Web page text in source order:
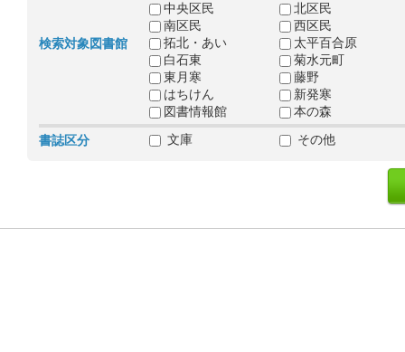
検索対象図書館
中央区民
北区民
南区民
西区民
拓北・あい
太平百合原
白石東
菊水元町
東月寒
藤野
はちけん
新発寒
図書情報館
本の森
書誌区分
文庫 その他